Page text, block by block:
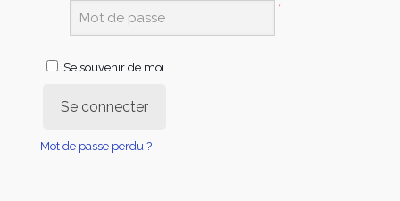
*
Se souvenir de moi
Se connecter
Mot de passe perdu ?